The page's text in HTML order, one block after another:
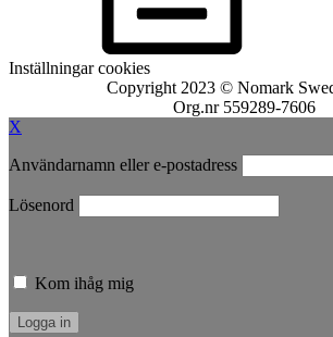
Inställningar cookies
Copyright 2023 © Nomark
Org.nr 559289-7606
X
Användarnamn eller e-postadress
Lösenord
Kom ihåg mig